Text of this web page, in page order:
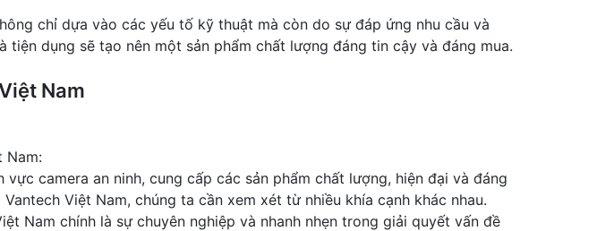
chỉ dựa vào các yếu tố kỹ thuật mà còn do sự đáp ứng nhu cầu và
dụng sẽ tạo nên một sản phẩm chất lượng đáng tin cậy và đáng mua.
Nam
Nam:
camera an ninh, cung cấp các sản phẩm chất lượng, hiện đại và đáng
Việt Nam, chúng ta cần xem xét từ nhiều khía cạnh khác nhau.
Nam chính là sự chuyên nghiệp và nhanh nhẹn trong giải quyết vấn đề